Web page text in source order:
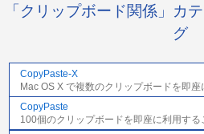
「クリップボード関係」カ
グ
CopyPaste-X
Mac OS X で複数のクリップボードを即
CopyPaste
100個のクリップボードを即座に利用する